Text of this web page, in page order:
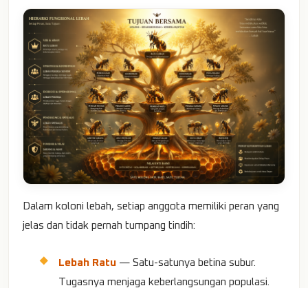
Dalam koloni lebah, setiap anggota memiliki peran yang
jelas dan tidak pernah tumpang tindih:
Lebah Ratu — Satu-satunya betina subur.
Tugasnya menjaga keberlangsungan populasi.